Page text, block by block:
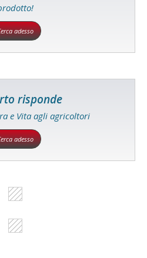
adesso
risponde
e Vita agli agricoltori
adesso